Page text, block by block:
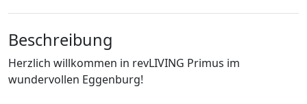
Beschreibung
Herzlich willkommen in revLIVING Primus im
wundervollen Eggenburg!